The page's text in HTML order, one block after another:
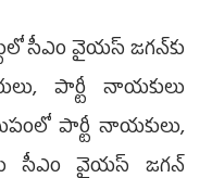
సీఎం వైయ‌స్ జ‌గ‌న్‌కు
పార్టీ నాయ‌కులు
పార్టీ నాయ‌కులు,
సీఎం వైయ‌స్ జ‌గ‌న్